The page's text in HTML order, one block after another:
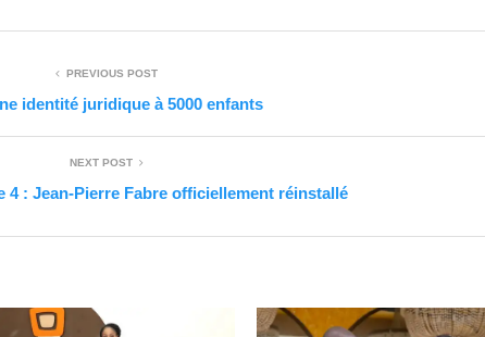
PREVIOUS POST
identité juridique à 5000 enfants
NEXT POST
4 : Jean-Pierre Fabre officiellement réinstallé